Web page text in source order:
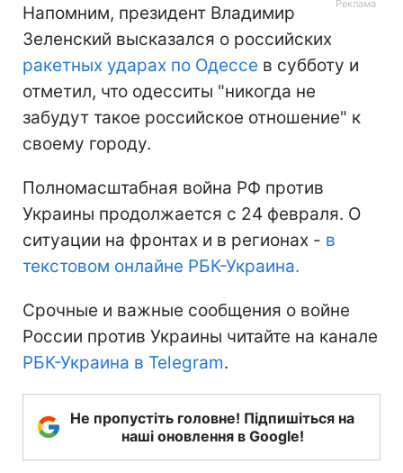
Напомним, президент Владимир
Зеленский высказался о российских
ракетных ударах по Одессе в субботу и
отметил, что одесситы "никогда не
забудут такое российское отношение" к
своему городу.
Полномасштабная война РФ против
Украины продолжается с 24 февраля. О
ситуации на фронтах и в регионах - в
текстовом онлайне РБК-Украина.
Срочные и важные сообщения о войне
России против Украины читайте на канале
РБК-Украина в Telegram.
Не пропустіть головне! Підпишіться на
наші оновлення в Google!